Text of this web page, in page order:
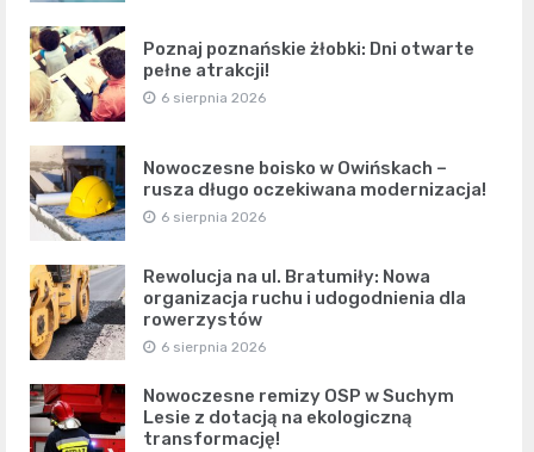
Poznaj poznańskie żłobki: Dni otwarte
pełne atrakcji!
6 sierpnia 2026
Nowoczesne boisko w Owińskach –
rusza długo oczekiwana modernizacja!
6 sierpnia 2026
Rewolucja na ul. Bratumiły: Nowa
organizacja ruchu i udogodnienia dla
rowerzystów
6 sierpnia 2026
Nowoczesne remizy OSP w Suchym
Lesie z dotacją na ekologiczną
transformację!